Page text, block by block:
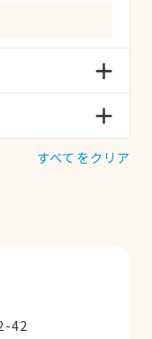
すべてをクリア
42